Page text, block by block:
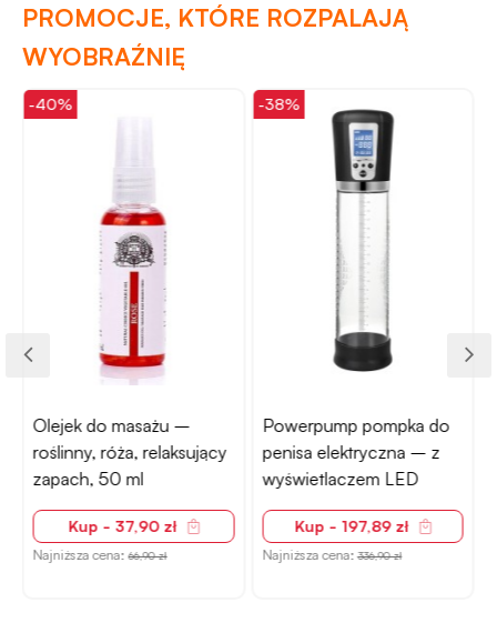
PROMOCJE, KTÓRE ROZPALAJĄ
WYOBRAŹNIĘ
-40%
Olejek do masażu –
roślinny, róża, relaksujący
zapach, 50 ml
Kup - 37,90 zł
Najniższa cena:66,90 zł
-38%
Powerpump pompka do
penisa elektryczna – z
wyświetlaczem LED
Kup - 197,89 zł
Najniższa cena:336,90 zł